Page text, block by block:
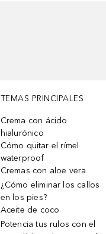
TEMAS PRINCIPALES
Crema con ácido
hialurónico
Cómo quitar el rímel
waterproof
Cremas con aloe vera
¿Cómo eliminar los callos
en los pies?
Aceite de coco
Potencia tus rulos con el